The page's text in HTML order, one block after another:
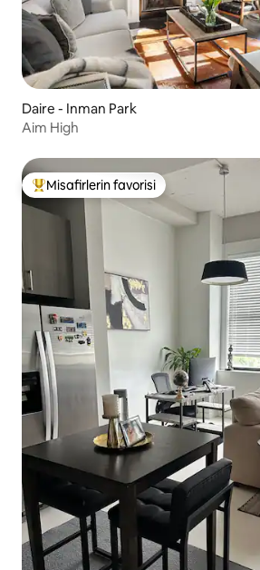
Daire - Inman Park
Aim High
Misafirlerin favorilerinden en
Misafirlerin favorisi